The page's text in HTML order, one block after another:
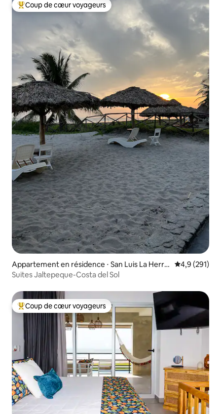
Coups de cœur voyageurs les plus appréciés
Coup de cœur voyageurs
Appartement en résidence ⋅ San Luis La Herra
dura
Évaluation
4,9 (291)
Suites Jaltepeque-Costa del Sol
Coups de cœur voyageurs les plus appréciés
Coup de cœur voyageurs